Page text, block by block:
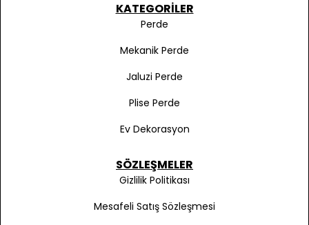
KATEGORILER
Perde
Mekanik Perde
Jaluzi Perde
Plise Perde
Ev Dekorasyon
SÖZLEŞMELER
Gizlilik Politikası
Mesafeli Satış Sözleşmesi